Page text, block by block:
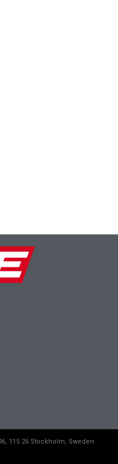
115 26 Stockholm, Sweden